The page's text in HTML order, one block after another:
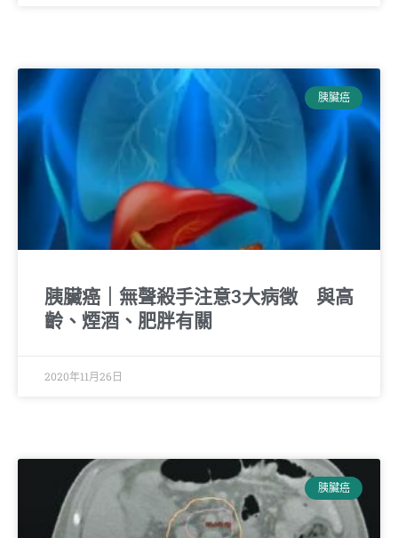
胰臟癌
胰臟癌｜無聲殺手注意3大病徵 與高
齡、煙酒、肥胖有關
2020年11月26日
胰臟癌